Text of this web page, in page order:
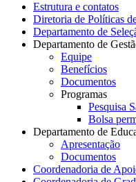
Estrutura e contatos
Diretoria de Políticas
Departamento de
Departamento de
Equipe
Benefícios
Documentos
Programas
Pesquisa
Bolsa
Departamento de
Apresentação
Documentos
Coordenadoria de